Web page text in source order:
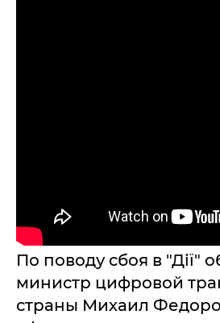
По поводу сбоя в "Дії"
министр цифровой
страны Михаил